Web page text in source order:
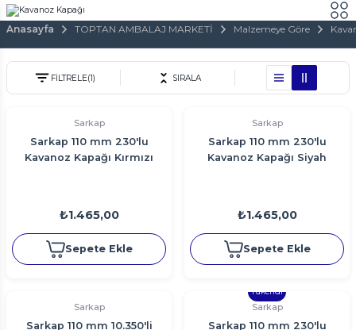
Anasayfa TOPTAN AMBALAJ MARKETİ Malzemeye Göre
FİLTRELE(1) SIRALA
Sarkap
Sarkap 110 mm 230'lu
Kavanoz Kapağı Kırmızı
₺1.465,00
Sepete Ekle
Sarkap
Sarkap 110 mm 230'lu
Kavanoz Kapağı Siyah
₺1.465,00
Sepete Ekle
Sarkap
Sarkap 110 mm 10.350'li
Tükendi
Sarkap
Sarkap 110 mm 230'lu